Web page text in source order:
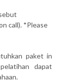
call). *Please
paket in
dapat